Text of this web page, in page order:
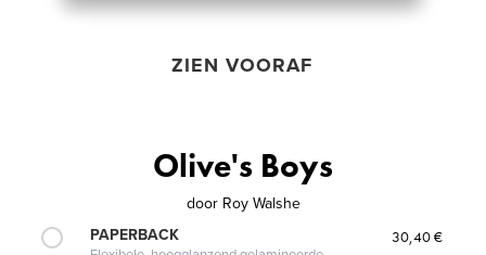
ZIEN VOORAF
Olive's Boys
door Roy Walshe
PAPERBACK
30,40 €